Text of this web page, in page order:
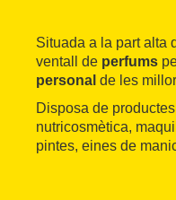
Situada a la part alta
ventall de perfums
personal de les
Disposa de
nutricosmètica,
pintes, eines de